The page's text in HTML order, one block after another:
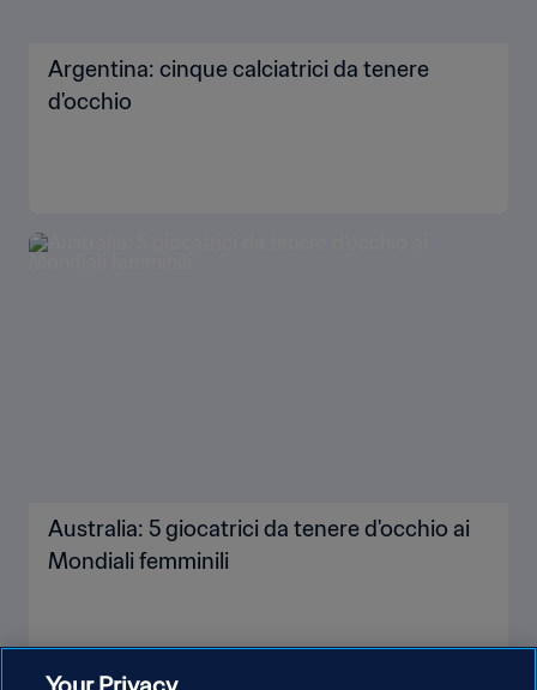
Argentina: cinque calciatrici da tenere
d'occhio
Australia: 5 giocatrici da tenere d'occhio ai
Mondiali femminili